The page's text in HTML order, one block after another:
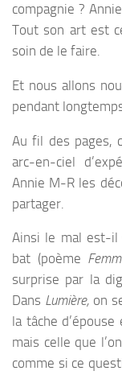
compagnie ?
Tout son art est
soin de le faire.
Et nous allons
pendant
Au fil des pages,
arc-en-ciel
Annie M-R les
partager.
Ainsi le mal est-il
bat (poème
surprise par la
Dans Lumière, on
la tâche
mais celle que
comme si ce